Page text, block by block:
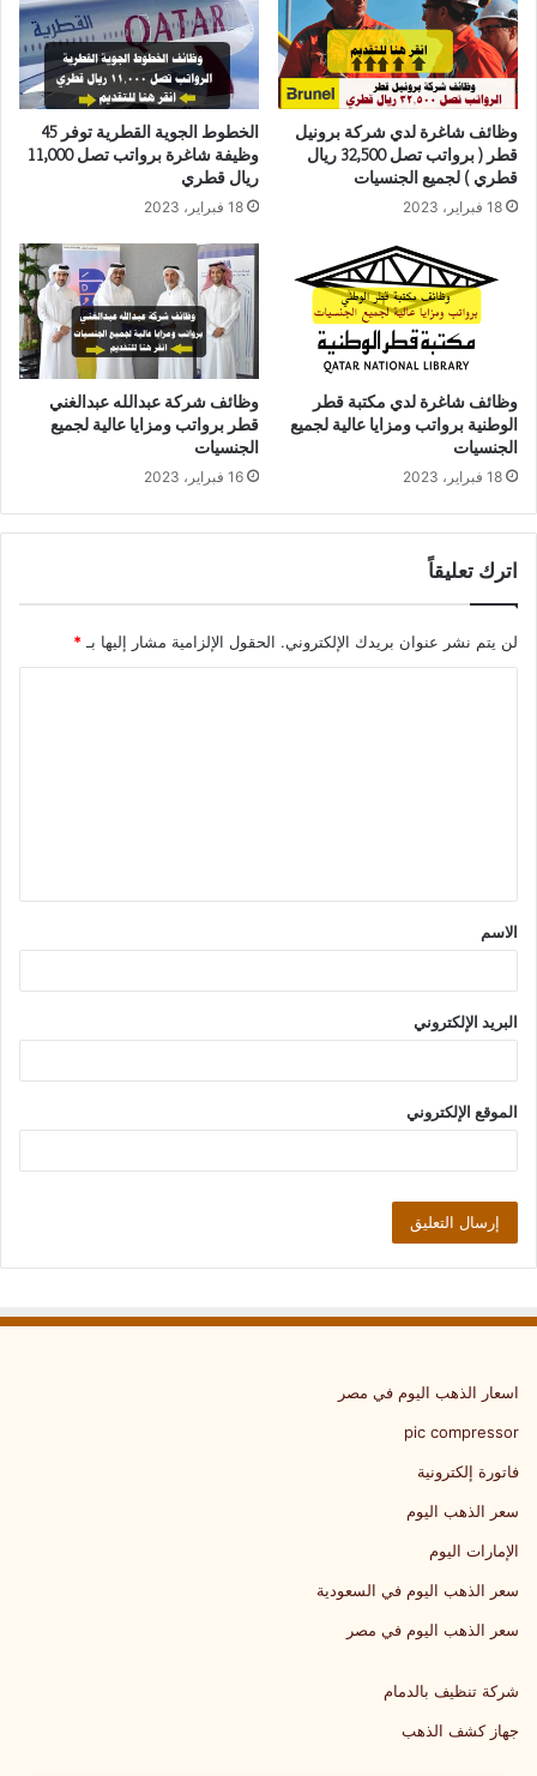
وظائف شاغرة لدي شركة برونيل
قطر ( برواتب تصل 32,500 ريال
قطري ) لجميع الجنسيات
18 فبراير، 2023
الخطوط الجوية القطرية توفر 45
وظيفة شاغرة برواتب تصل 11,000
ريال قطري
18 فبراير، 2023
وظائف شاغرة لدي مكتبة قطر
الوطنية برواتب ومزايا عالية لجميع
الجنسيات
18 فبراير، 2023
وظائف شركة عبدالله عبدالغني
قطر برواتب ومزايا عالية لجميع
الجنسيات
16 فبراير، 2023
اترك تعليقاً
لن يتم نشر عنوان بريدك الإلكتروني. الحقول الإلزامية مشار إليها بـ*
ق
*
الاسم
البريد الإلكتروني
الموقع الإلكتروني
اسعار الذهب اليوم في مصر
pic compressor
فاتورة إلكترونية
سعر الذهب اليوم
الإمارات اليوم
سعر الذهب اليوم في السعودية
سعر الذهب اليوم في مصر
شركة تنظيف بالدمام
جهاز كشف الذهب